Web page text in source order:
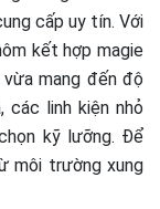
cấp uy tín. Với
kết hợp magie
mang đến độ
các linh kiện nhỏ
kỹ lưỡng. Để
môi trường xung